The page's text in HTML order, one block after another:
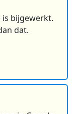
is bijgewerkt.
dat.